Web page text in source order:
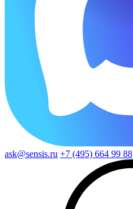
ask@sensis.ru +7 (495) 664 99 88